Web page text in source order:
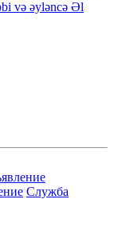
və əyləncə Əl
Служба